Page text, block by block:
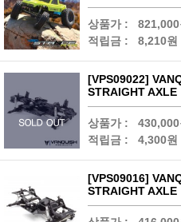
상품가 : 821,000
적립금 : 8,210원
[VPS09022]
STRAIGHT AXLE
상품가 : 430,000
적립금 : 4,300원
[VPS09016]
STRAIGHT AXLE